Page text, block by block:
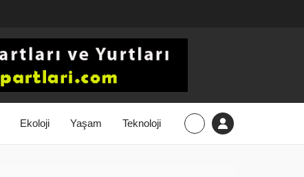
Ekoloji Yaşam Teknoloji